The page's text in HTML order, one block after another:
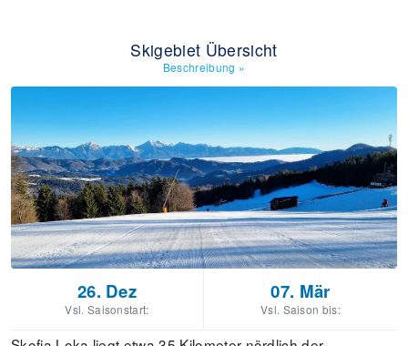
Skigebiet Übersicht
Beschreibung »
26. Dez
Vsl. Saisonstart:
07. Mär
Vsl. Saison bis: